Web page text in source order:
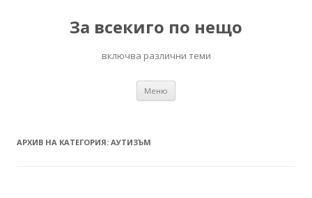
За всекиго по нещо
включва различни теми
Меню
АРХИВ НА КАТЕГОРИЯ: АУТИЗЪМ